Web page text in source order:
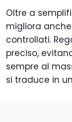
Oltre a
migliora
controllati.
preciso,
sempre al
si traduce in un